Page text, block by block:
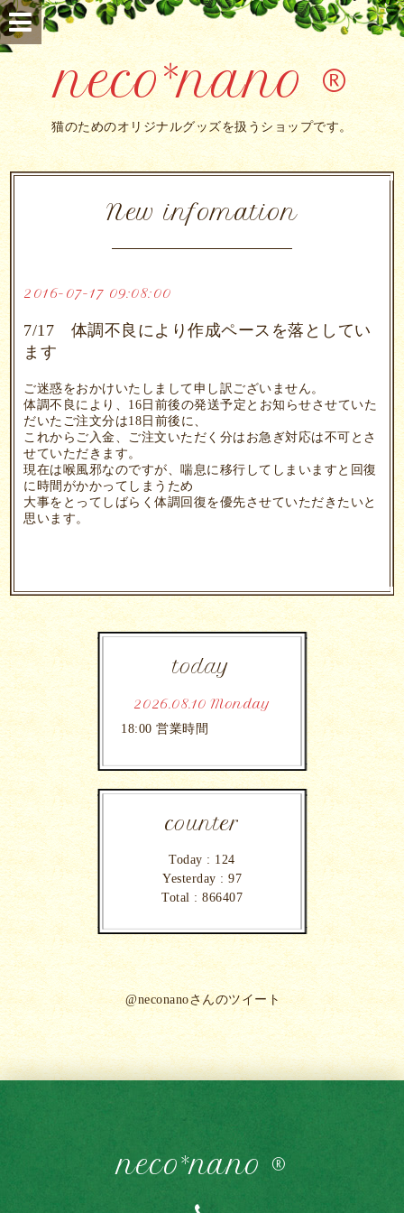
neco*nano ®
猫のためのオリジナルグッズを扱うショップです。
New infomation
2016-07-17 09:08:00
7/17 体調不良により作成ペースを落としてい
ます
ご迷惑をおかけいたしまして申し訳ございません。
体調不良により、16日前後の発送予定とお知らせさせていた
だいたご注文分は18日前後に、
これからご入金、ご注文いただく分はお急ぎ対応は不可とさ
せていただきます。
現在は喉風邪なのですが、喘息に移行してしまいますと回復
に時間がかかってしまうため
大事をとってしばらく体調回復を優先させていただきたいと
思います。
today
2026.08.10 Monday
18:00 営業時間
counter
Today : 124
Yesterday : 97
Total : 866407
@neconanoさんのツイート
neco*nano ®